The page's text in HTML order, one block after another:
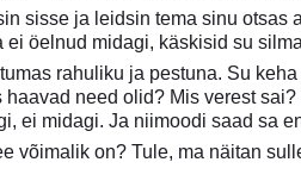
sisse ja leidsin tema sinu
öelnud midagi, käskisid su
rahuliku ja pestuna. Su
haavad need olid? Mis verest
ei midagi. Ja niimoodi saad sa
võimalik on? Tule, ma näitan